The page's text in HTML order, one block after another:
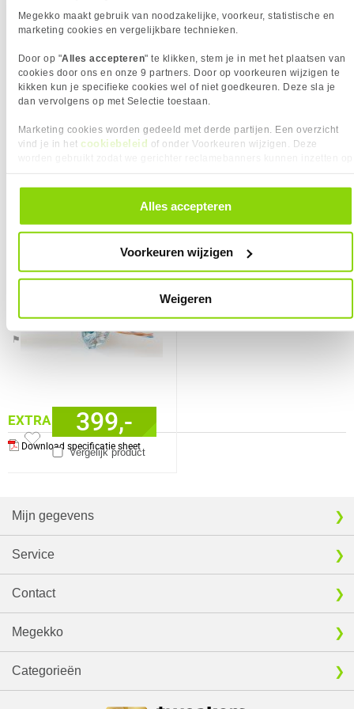
Megekko maakt gebruik van noodzakelijke, voorkeur, statistische en
marketing cookies en vergelijkbare technieken.
Door op "Alles accepteren" te klikken, stem je in met het plaatsen van
cookies door ons en onze 9 partners. Door op voorkeuren wijzigen te
kikken kun je specifieke cookies wel of niet goedkeuren. Deze sla je
dan vervolgens op met Selectie toestaan.
Marketing cookies worden gedeeld met derde partijen. Een overzicht
vind je in het cookiebeleid of onder Voorkeuren wijzigen. Deze
alle cookies. Je kunt je gegeven toestemming altijd intrekken, dit doe je
door in de footer van onze website te klikken op ‘Cookievoorkeuren’
Alles accepteren
Voorkeuren wijzigen
Weigeren
Verkrijgbaar sinds
April 2019
Vendorcode
XS6115
Garantie
60 maanden
Kabellengte: 500.00 m
CPR Euroclass
Eca
Kabelkleur
Paars
Kabelmantel
LSZH
Klasse
EA
Kleurnummer
RAL 4005
Max. werktemperatuur
75 C
Artikelnr
256744
ACT
Garantie
60 maanden
April 2019
⚑ Fout melden
EXTRA INFORMATIE
Download specificatie sheet
meter
Vergelijk product
ACT CAT5E F/UTP LSZH soepel patch
Vergelijk product
399,-
Mijn gegevens
Service
Contact
Megekko
Categorieën